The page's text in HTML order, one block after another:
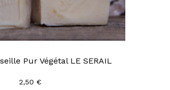
Pur Végétal LE SERAIL
2,50 €